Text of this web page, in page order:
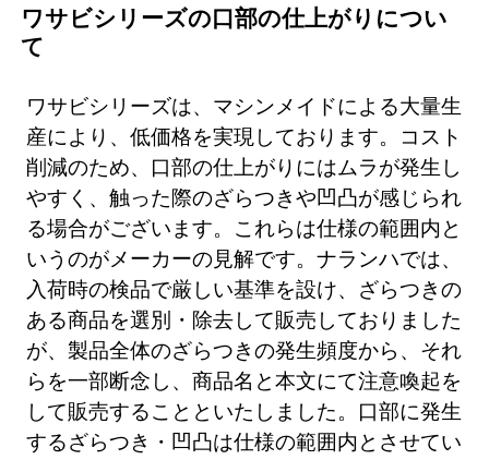
ワサビシリーズの口部の仕上がりについ
て
ワサビシリーズは、マシンメイドによる大量生
産により、低価格を実現しております。コスト
削減のため、口部の仕上がりにはムラが発生し
やすく、触った際のざらつきや凹凸が感じられ
る場合がございます。これらは仕様の範囲内と
いうのがメーカーの見解です。ナランハでは、
入荷時の検品で厳しい基準を設け、ざらつきの
ある商品を選別・除去して販売しておりました
が、製品全体のざらつきの発生頻度から、それ
らを一部断念し、商品名と本文にて注意喚起を
して販売することといたしました。口部に発生
するざらつき・凹凸は仕様の範囲内とさせてい